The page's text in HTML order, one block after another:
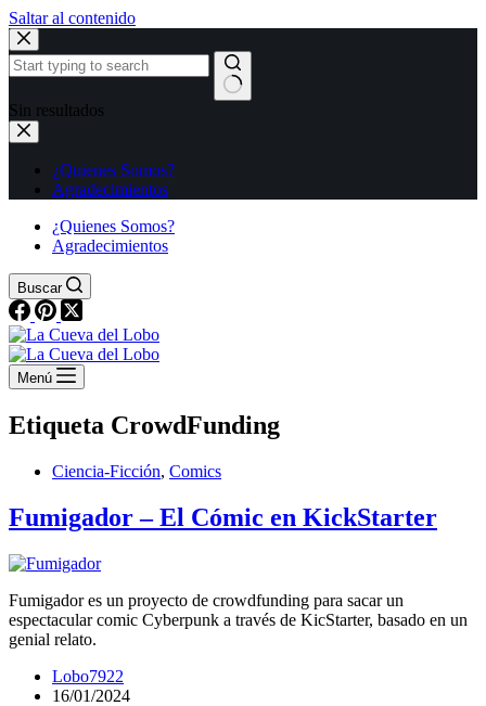
Saltar al contenido
Sin resultados
¿Quienes Somos?
Agradecimientos
¿Quienes Somos?
Agradecimientos
Buscar
Menú
Etiqueta CrowdFunding
Ciencia-Ficción, Comics
Fumigador – El Cómic en KickStarter
Fumigador es un proyecto de crowdfunding para sacar un
espectacular comic Cyberpunk a través de KicStarter, basado en un
genial relato.
Lobo7922
16/01/2024